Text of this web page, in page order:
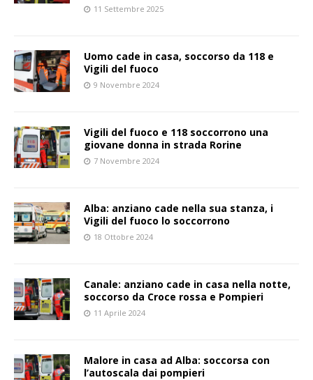
11 Settembre 2025
Uomo cade in casa, soccorso da 118 e
Vigili del fuoco
9 Novembre 2024
Vigili del fuoco e 118 soccorrono una
giovane donna in strada Rorine
7 Novembre 2024
Alba: anziano cade nella sua stanza, i
Vigili del fuoco lo soccorrono
18 Ottobre 2024
Canale: anziano cade in casa nella notte,
soccorso da Croce rossa e Pompieri
11 Aprile 2024
Malore in casa ad Alba: soccorsa con
l’autoscala dai pompieri